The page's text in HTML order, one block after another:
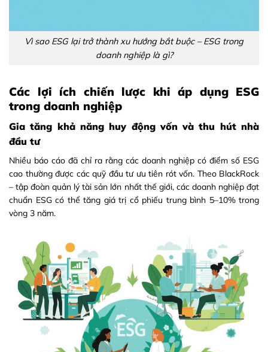
Vì sao ESG lại trở thành xu hướng bắt buộc – ESG trong
doanh nghiệp là gì?
Các lợi ích chiến lược khi áp dụng ESG
trong doanh nghiệp
Gia tăng khả năng huy động vốn và thu hút nhà
đầu tư
Nhiều báo cáo đã chỉ ra rằng các doanh nghiệp có điểm số ESG
cao thường được các quỹ đầu tư ưu tiên rót vốn. Theo BlackRock
– tập đoàn quản lý tài sản lớn nhất thế giới, các doanh nghiệp đạt
chuẩn ESG có thể tăng giá trị cổ phiếu trung bình 5–10% trong
vòng 3 năm.